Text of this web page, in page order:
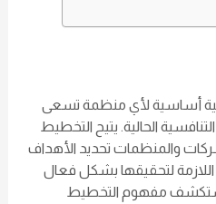
أساسية لأي منظمة تسعى
الحالية. يتيح التخطيط
والمنظمات تحديد الأهداف
اللازمة لتحقيقها بشكل فعال
مفهوم التخطيط